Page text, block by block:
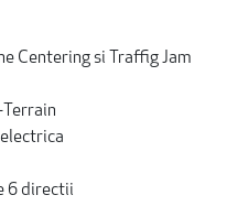
Centering si Traffig Jam
Terrain
6 directii